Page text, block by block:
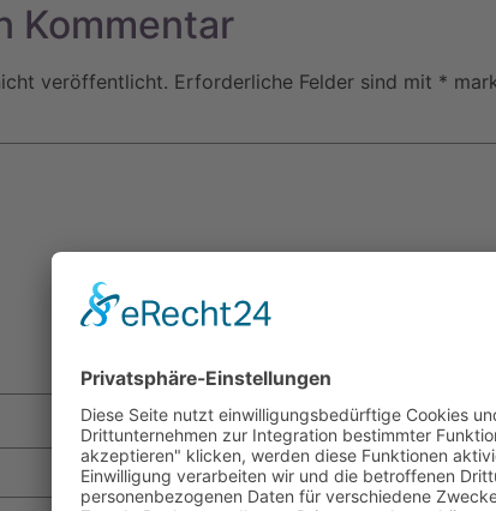
Kommentar
veröffentlicht. Erforderliche Felder sind mit *